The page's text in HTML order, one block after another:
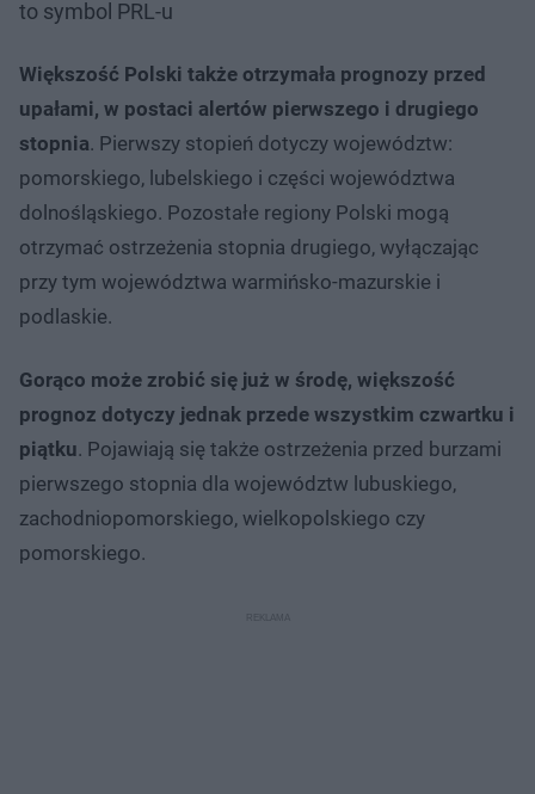
to symbol PRL-u
Większość Polski także otrzymała prognozy przed
upałami, w postaci alertów pierwszego i drugiego
stopnia. Pierwszy stopień dotyczy województw:
pomorskiego, lubelskiego i części województwa
dolnośląskiego. Pozostałe regiony Polski mogą
otrzymać ostrzeżenia stopnia drugiego, wyłączając
przy tym województwa warmińsko-mazurskie i
podlaskie.
Gorąco może zrobić się już w środę, większość
prognoz dotyczy jednak przede wszystkim czwartku i
piątku. Pojawiają się także ostrzeżenia przed burzami
pierwszego stopnia dla województw lubuskiego,
zachodniopomorskiego, wielkopolskiego czy
pomorskiego.